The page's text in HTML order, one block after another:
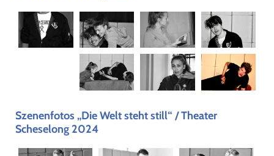
Szenenfotos „Die Welt steht still“ / Theater
Scheselong 2024